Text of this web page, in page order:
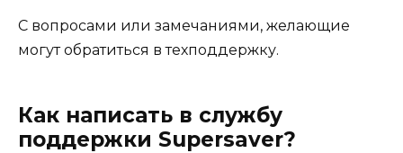
С вопросами или замечаниями, желающие
могут обратиться в техподдержку.
Как написать в службу
поддержки Supersaver?